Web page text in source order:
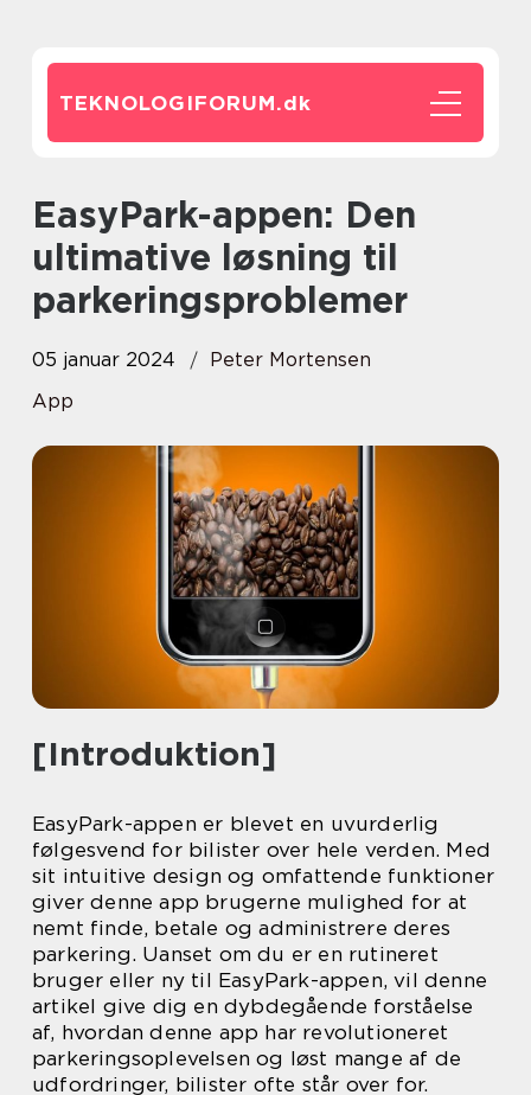
TEKNOLOGIFORUM.dk
EasyPark-appen: Den
ultimative løsning til
parkeringsproblemer
05 januar 2024
Peter Mortensen
App
[Introduktion]
EasyPark-appen er blevet en uvurderlig
følgesvend for bilister over hele verden. Med
sit intuitive design og omfattende funktioner
giver denne app brugerne mulighed for at
nemt finde, betale og administrere deres
parkering. Uanset om du er en rutineret
bruger eller ny til EasyPark-appen, vil denne
artikel give dig en dybdegående forståelse
af, hvordan denne app har revolutioneret
parkeringsoplevelsen og løst mange af de
udfordringer, bilister ofte står over for.